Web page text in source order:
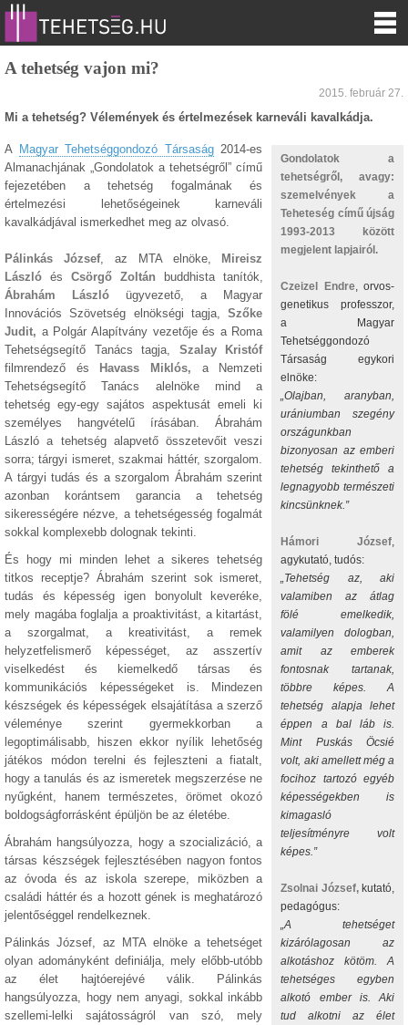
A tehetség vajon mi?
2015. február 27.
Mi a tehetség? Vélemények és értelmezések karneváli kavalkádja.
Gondolatok a
tehetségről, avagy:
szemelvények a
Teheteség című újság
1993-2013 között
megjelent lapjairól.
Czeizel Endre, orvos-
genetikus professzor,
a Magyar
Tehetséggondozó
Társaság egykori
elnöke:
„Olajban, aranyban,
urániumban szegény
országunkban
bizonyosan az emberi
tehetség tekinthető a
legnagyobb természeti
kincsünknek.”
Hámori József
agykutató, tudós:
„Tehetség az, aki
valamiben az átlag
fölé emelkedik,
valamilyen dologban,
amit az emberek
fontosnak tartanak,
többre képes. A
tehetség alapja lehet
éppen a bal láb is.
Mint Puskás Öcsié
volt, aki amellett még a
focihoz tartozó egyéb
képességekben is
kimagasló
teljesítményre volt
képes.”
Zsolnai József, kutató,
pedagógus:
„A tehetséget
kizárólagosan az
alkotáshoz kötöm. A
tehetséges egyben
alkotó ember is. Aki
tud alkotni az élet
A Magyar Tehetséggondozó Társaság2014-es
Almanachjának „Gondolatok a tehetségről” című
fejezetében a tehetség fogalmának és
értelmezési lehetőségeinek karneváli
kavalkádjával ismerkedhet meg az olvasó.
Pálinkás József, az MTA elnöke,
Mireisz
László és Csörgő Zoltán
buddhista tanítók,
Ábrahám László ügyvezető, a Magyar
Innovációs Szövetség elnökségi tagja,Szőke
Judit, a Polgár Alapítvány vezetője és a Roma
Tehetségsegítő Tanács tagja, Szalay Kristóf
filmrendező és
Havass Miklós, a Nemzeti
Tehetségsegítő Tanács alelnöke mind a
tehetség egy-egy sajátos aspektusát emeli ki
személyes hangvételű írásában. Ábrahám
László a tehetség alapvető összetevőit veszi
sorra; tárgyi ismeret, szakmai háttér, szorgalom.
A tárgyi tudás és a szorgalom Ábrahám szerint
azonban korántsem garancia a tehetség
sikerességére nézve, a tehetségesség fogalmát
sokkal komplexebb dolognak tekinti.
És hogy mi minden lehet a sikeres tehetség
titkos receptje? Ábrahám szerint sok ismeret,
tudás és képesség igen bonyolult keveréke,
mely magába foglalja a proaktivitást, a kitartást,
a szorgalmat, a kreativitást, a remek
helyzetfelismerő képességet, az asszertív
viselkedést és kiemelkedő társas és
kommunikációs képességeket is. Mindezen
készségek és képességek elsajátítása a szerző
véleménye szerint gyermekkorban a
legoptimálisabb, hiszen ekkor nyílik lehetőség
játékos módon terelni és fejleszteni a fiatalt,
hogy a tanulás és az ismeretek megszerzése ne
nyűgként, hanem természetes, örömet okozó
boldogságforrásként épüljön be az életébe.
Ábrahám hangsúlyozza, hogy a szocializáció, a
társas készségek fejlesztésében nagyon fontos
az óvoda és az iskola szerepe, miközben a
családi háttér és a hozott gének is meghatározó
jelentőséggel rendelkeznek.
Pálinkás József, az MTA elnöke a tehetséget
olyan adományként definiálja, mely előbb-utóbb
az élet hajtóerejévé válik. Pálinkás
hangsúlyozza, hogy nem anyagi, sokkal inkább
szellemi-lelki sajátosságról van szó, mely